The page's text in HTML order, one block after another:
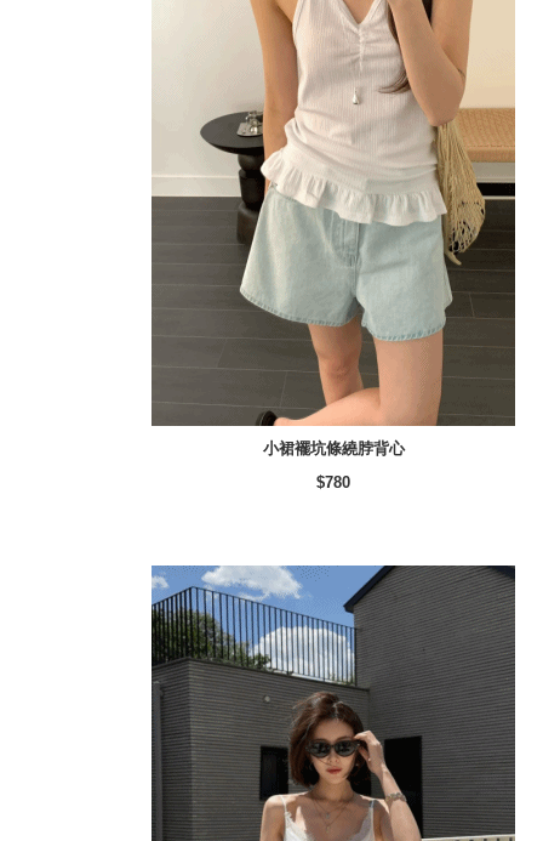
小裙襬坑條繞脖背心
$780